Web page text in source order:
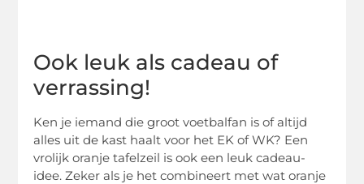
Ook leuk als cadeau of
verrassing!
Ken je iemand die groot voetbalfan is of altijd
alles uit de kast haalt voor het EK of WK? Een
vrolijk oranje tafelzeil is ook een leuk cadeau-
idee. Zeker als je het combineert met wat oranje